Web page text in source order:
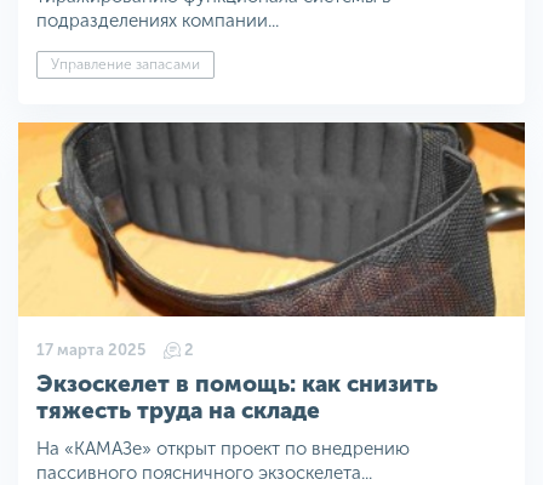
подразделениях компании...
Управление запасами
17 марта 2025 2
Экзоскелет в помощь: как снизить
тяжесть труда на складе
На «КАМАЗе» открыт проект по внедрению
пассивного поясничного экзоскелета...